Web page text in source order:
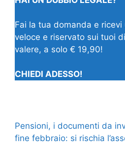
Fai la tua domanda e ricevi
veloce e riservato sui tuoi
valere, a solo € 19,90!
CHIEDI ADESSO!
Pensioni, i documenti da
fine febbraio: si rischia